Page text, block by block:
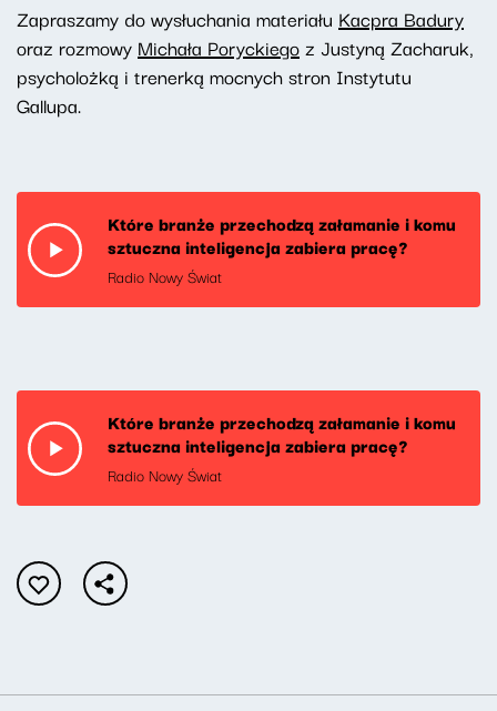
Zapraszamy do wysłuchania materiału Kacpra Badury
oraz rozmowy Michała Poryckiegoz Justyną Zacharuk,
psycholożką i trenerką mocnych stron Instytutu
Gallupa.
Które branże przechodzą załamanie i komu
sztuczna inteligencja zabiera pracę?
Radio Nowy Świat
Które branże przechodzą załamanie i komu
sztuczna inteligencja zabiera pracę?
Radio Nowy Świat